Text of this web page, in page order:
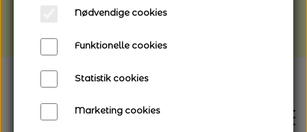
Vi gør opmærksom på, at der kan være lidt
længere leveringstid
Nødvendige cookies
Funktionelle cookies
Statistik cookies
Marketing cookies